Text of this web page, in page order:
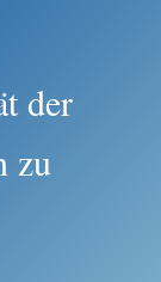
der
zu